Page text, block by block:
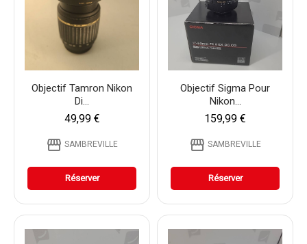
Objectif Tamron Nikon
Di...
49,99 €
storefront SAMBREVILLE
Réserver
Objectif Sigma Pour
Nikon...
159,99 €
storefront SAMBREVILLE
Réserver